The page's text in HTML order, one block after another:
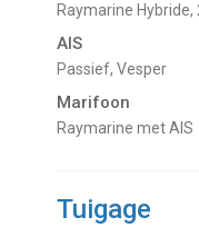
Raymarine Hybride,
AIS
Passief, Vesper
Marifoon
Raymarine met AIS
Tuigage